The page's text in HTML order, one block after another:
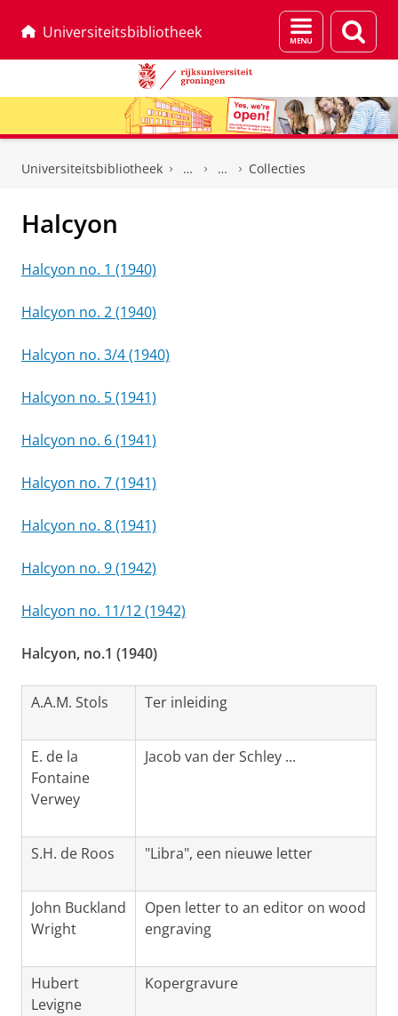
Universiteitsbibliotheek
Menu
en
Universiteitsbibliotheek Collecties
Halcyon
Halcyon no. 1 (1940)
Halcyon no. 2 (1940)
Halcyon no. 3/4 (1940)
Halcyon no. 5 (1941)
Halcyon no. 6 (1941)
Halcyon no. 7 (1941)
Halcyon no. 8 (1941)
Halcyon no. 9 (1942)
Halcyon no. 11/12 (1942)
Halcyon, no.1 (1940)
A.A.M. Stols Ter inleiding
E. de la
Fontaine
Verwey
Jacob van der Schley ...
S.H. de Roos "Libra", een nieuwe letter
John Buckland
Wright
Open letter to an editor on wood
engraving
Hubert
Levigne
Kopergravure